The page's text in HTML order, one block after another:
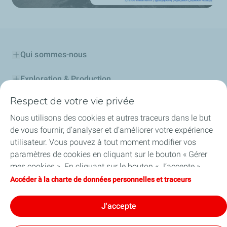
Qui sommes-nous
Exploration & Production
Stations Service
Lubrifiants Automobiles
Professionnels
TotalEnergies DAFA
Respect de votre vie privée
Nous utilisons des cookies et autres traceurs dans le but
de vous fournir, d’analyser et d’améliorer votre expérience
utilisateur. Vous pouvez à tout moment modifier vos
paramètres de cookies en cliquant sur le bouton « Gérer
mes cookies ». En cliquant sur le bouton « J’accepte »,
vous acceptez le dépôt de l’ensemble des cookies. Dans le
techniques nécessaires au bon fonctionnement du site
seront utilisés. Pour plus d’informations, vous pouvez
Accéder à la charte de données personnelles et traceurs
J'accepte